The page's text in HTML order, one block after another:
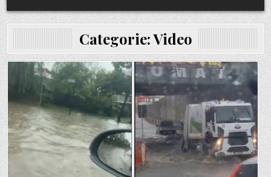
Categorie:Video
Posted
in
Posted